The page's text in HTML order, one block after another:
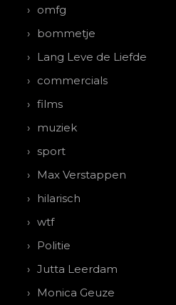
omfg
bommetje
Lang Leve de Liefde
commercials
films
muziek
sport
Max Verstappen
hilarisch
wtf
Politie
Jutta Leerdam
Monica Geuze